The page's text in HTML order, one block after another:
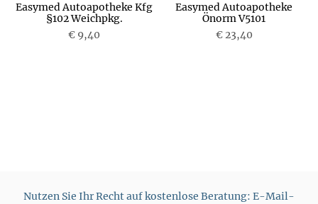
Easymed Autoapotheke Kfg
§102 Weichpkg.
€ 9,40
Easymed Autoapotheke
Önorm V5101
€ 23,40
Nutzen Sie Ihr Recht auf kostenlose Beratung: E-Mail-